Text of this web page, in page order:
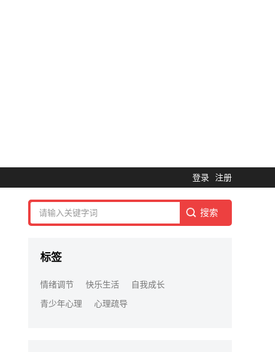
登录 注册
标签
情绪调节 快乐生活
自我成长
青少年心理
心理疏导